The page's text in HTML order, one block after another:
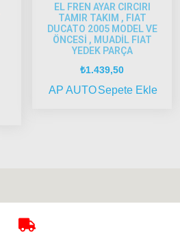
EL FREN AYAR CIRCIRI
TAMIR TAKIM , FIAT
DUCATO 2005 MODEL VE
ÖNCESİ , MUADİL FIAT
YEDEK PARÇA
₺1.439,50
AP AUTOSepete Ekle